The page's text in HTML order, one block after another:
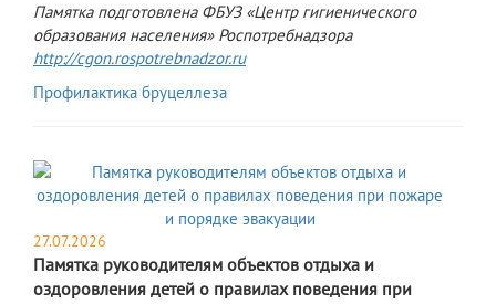
Памятка подготовлена ФБУЗ «Центр гигиенического
образования населения» Роспотребнадзора
http://cgon.rospotrebnadzor.ru
Профилактика бруцеллеза
27.07.2026
Памятка руководителям объектов отдыха и
оздоровления детей о правилах поведения при